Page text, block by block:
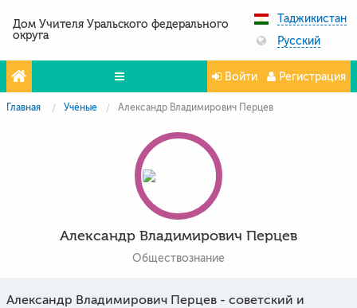
Дом Учителя Уральского федерального
округа
Таджикистан
Русский
Олимпиады
Фото и видео
Войти Регистрация
Главная Учёные Александр Владимирович Перцев
Александр Владимирович Перцев
Обществознание
Александр Владимирович Перцев - советский и